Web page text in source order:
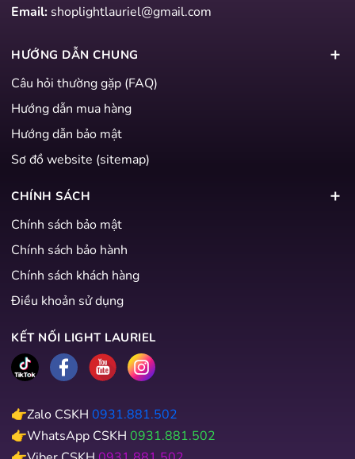
Email: shoplightlauriel@gmail.com
HƯỚNG DẪN CHUNG
Câu hỏi thường gặp (FAQ)
Hướng dẫn mua hàng
Hướng dẫn bảo mật
Sơ đồ website (sitemap)
CHÍNH SÁCH
Chính sách bảo mật
Chính sách bảo hành
Chính sách khách hàng
Điều khoản sử dụng
KẾT NỐI LIGHT LAURIEL
👉Zalo CSKH 0931.881.502
👉WhatsApp CSKH 0931.881.502